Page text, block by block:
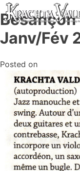
Skip
to
content
Janv/Fév
Posted on